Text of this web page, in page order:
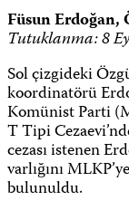
Füsun Erdoğan,
Tutuklanma: 8
Sol çizgideki
koordinatörü
Komünist Parti
T Tipi
cezası istenen
varlığını
bulunuldu.